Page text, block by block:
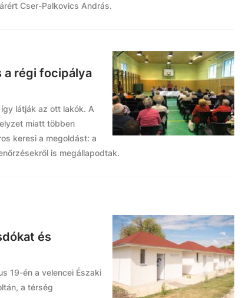
Cser-Palkovics András.
a régi focipálya
látják az ott lakók. A
miatt többen
keresi a megoldást: a
is megállapodtak.
és
19-én a velencei Északi
a térség